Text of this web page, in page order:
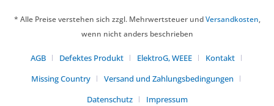
* Alle Preise verstehen sich zzgl. Mehrwertsteuer undVersandkosten,
wenn nicht anders beschrieben
AGB Defektes Produkt ElektroG, WEEE
Kontakt
Missing Country
Versand und Zahlungsbedingungen
Datenschutz
Impressum